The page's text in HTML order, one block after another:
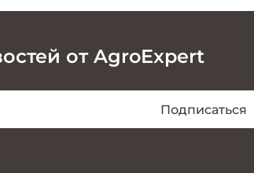
от AgroExpert